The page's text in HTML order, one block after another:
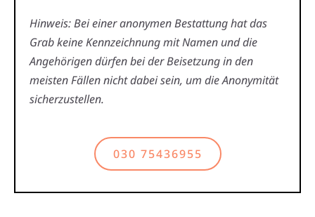
Hinweis: Bei einer anonymen Bestattung hat das
Grab keine Kennzeichnung mit Namen und die
Angehörigen dürfen bei der Beisetzung in den
meisten Fällen nicht dabei sein, um die Anonymität
sicherzustellen.
030 75436955